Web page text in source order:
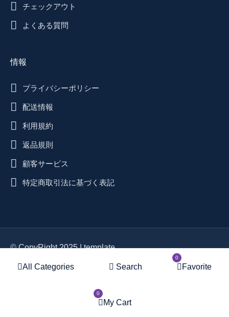
All Categories Search
0
Favorite
0
My Cart
チェックアウト
よくある質問
情報
プライバシーポリシー
配送情報
利用規約
返品規則
顧客サービス
特定商取引法に基づく表記
© CopyRight 2025 | template
designed by Hex Wp - All lefts